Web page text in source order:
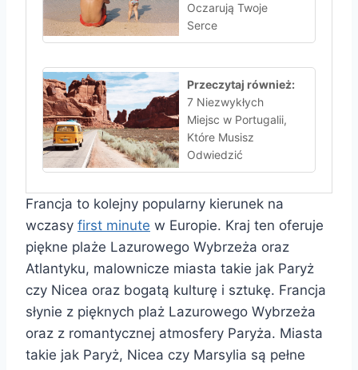
Oczarują Twoje
Serce
Przeczytaj również:
7 Niezwykłych
Miejsc w Portugalii,
Które Musisz
Odwiedzić
Francja to kolejny popularny kierunek na
wczasy first minute w Europie. Kraj ten oferuje
piękne plaże Lazurowego Wybrzeża oraz
Atlantyku, malownicze miasta takie jak Paryż
czy Nicea oraz bogatą kulturę i sztukę. Francja
słynie z pięknych plaż Lazurowego Wybrzeża
oraz z romantycznej atmosfery Paryża. Miasta
takie jak Paryż, Nicea czy Marsylia są pełne